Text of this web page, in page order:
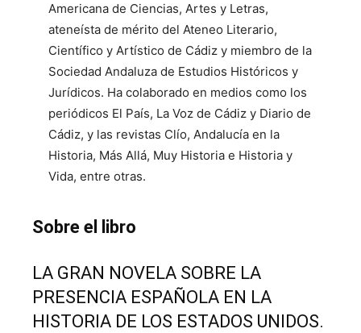
Americana de Ciencias, Artes y Letras,
ateneísta de mérito del Ateneo Literario,
Científico y Artístico de Cádiz y miembro de la
Sociedad Andaluza de Estudios Históricos y
Jurídicos. Ha colaborado en medios como los
periódicos El País, La Voz de Cádiz y Diario de
Cádiz, y las revistas Clío, Andalucía en la
Historia, Más Allá, Muy Historia e Historia y
Vida, entre otras.
Sobre el libro
LA GRAN NOVELA SOBRE LA
PRESENCIA ESPAÑOLA EN LA
HISTORIA DE LOS ESTADOS UNIDOS.